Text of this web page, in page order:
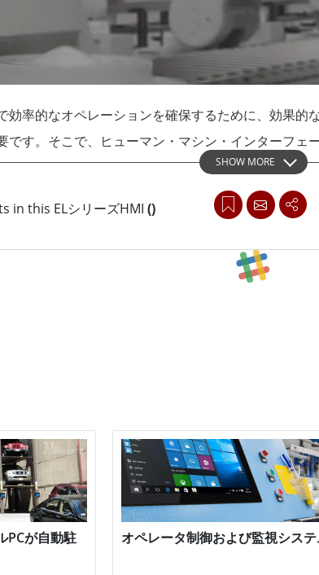
IoTゲートウェイ
ラジオゲートウェイ
More
ヘルスケア
ヘルスケ
石油・ガス、ATEXグレード
ATEX認定 堅牢型ハンドヘルドコンピュ
ATEX グレード パネル PC
More
AI コン
エッジ AI
エッジ AI
効率的なオペレーションを確保するために、効果的
です。そこで、ヒューマン・マシン・インターフェ
モニタは、オペレータがリアルタイムで機械やシ
を行うための専用ディスプレイです。 ELシリーズ
リードしています。産業用に特別に設計された幅広
様々な産業用アプリケーションに信頼性が高く効率
ELシリーズHMIパネルPCの主な特長の1つは、
やシステムと簡単にやり取りできるため、エラーの
ます。 Winmate ELシリーズHMIパネルPCは、イー
な接続オプションも提供しており、既存の産業用シ
す。つまり、オペレータは1台のELシリーズHMIパ
にアクセスし、制御することができます。 耐久性、
ELシリーズHMIパネルPCは、サイズと解像度の
ています。コンパクトな5インチモニターから大型の
SHOW MORE
in this ELシリーズHMI ()
PCが自動駐
オペレータ制御および監視シス